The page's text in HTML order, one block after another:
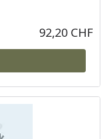
Aktueller Preis
92,20 CHF